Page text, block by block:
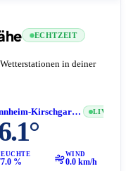
ECHTZEIT
in deiner
Mannheim-Kirschgartshausen LIVE
%
WIND
0.0 km/h